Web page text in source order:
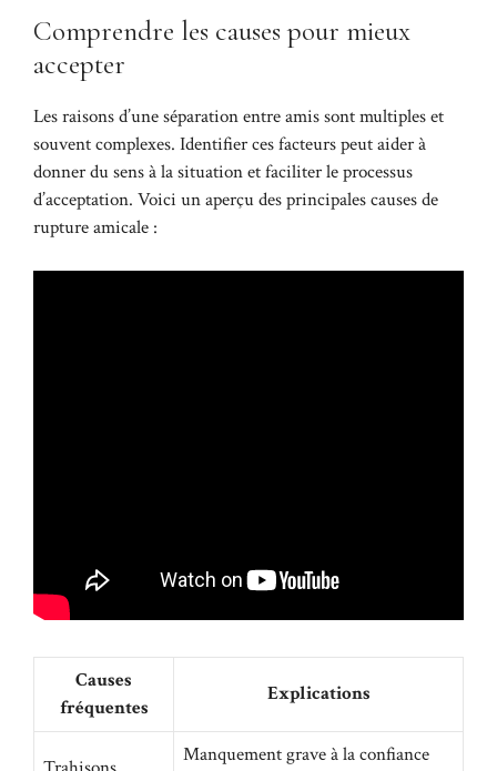
Comprendre les causes pour mieux
accepter
Les raisons d’une séparation entre amis sont multiples et
souvent complexes. Identifier ces facteurs peut aider à
donner du sens à la situation et faciliter le processus
d’acceptation. Voici un aperçu des principales causes de
rupture amicale :
Causes
fréquentes
Explications
Manquement grave à la confiance